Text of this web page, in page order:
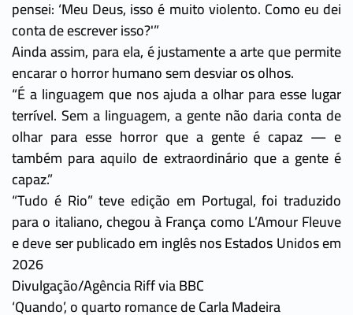
pensei: ‘Meu Deus, isso é muito violento. Como eu dei
conta de escrever isso?'”
Ainda assim, para ela, é justamente a arte que permite
encarar o horror humano sem desviar os olhos.
“É a linguagem que nos ajuda a olhar para esse lugar
terrível. Sem a linguagem, a gente não daria conta de
olhar para esse horror que a gente é capaz — e
também para aquilo de extraordinário que a gente é
capaz.”
“Tudo é Rio” teve edição em Portugal, foi traduzido
para o italiano, chegou à França como L’Amour Fleuve
e deve ser publicado em inglês nos Estados Unidos em
2026
Divulgação/Agência Riff via BBC
‘Quando’, o quarto romance de Carla Madeira